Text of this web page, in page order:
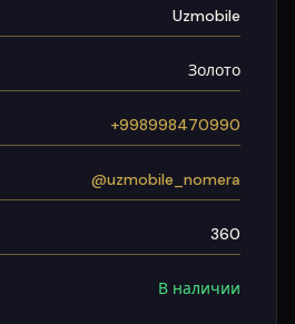
Uzmobile
Золото
+998998470990
@uzmobile_nomera
360
В наличии